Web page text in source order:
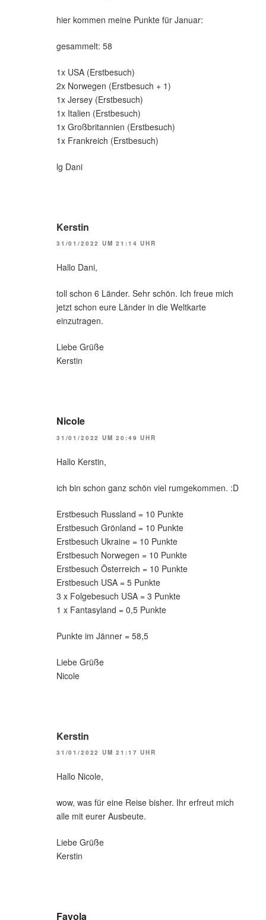
hier kommen meine Punkte für Januar:
gesammelt: 58
1x USA (Erstbesuch)
2x Norwegen (Erstbesuch + 1)
1x Jersey (Erstbesuch)
1x Italien (Erstbesuch)
1x Großbritannien (Erstbesuch)
1x Frankreich (Erstbesuch)
lg Dani
Kerstin
31/01/2022 UM 21:14 UHR
Hallo Dani,
toll schon 6 Länder. Sehr schön. Ich freue mich
jetzt schon eure Länder in die Weltkarte
einzutragen.
Liebe Grüße
Kerstin
Nicole
31/01/2022 UM 20:49 UHR
Hallo Kerstin,
ich bin schon ganz schön viel rumgekommen. :D
Erstbesuch Russland = 10 Punkte
Erstbesuch Grönland = 10 Punkte
Erstbesuch Ukraine = 10 Punkte
Erstbesuch Norwegen = 10 Punkte
Erstbesuch Österreich = 10 Punkte
Erstbesuch USA = 5 Punkte
3 x Folgebesuch USA = 3 Punkte
1 x Fantasyland = 0,5 Punkte
Punkte im Jänner = 58,5
Liebe Grüße
Nicole
Kerstin
31/01/2022 UM 21:17 UHR
Hallo Nicole,
wow, was für eine Reise bisher. Ihr erfreut mich
alle mit eurer Ausbeute.
Liebe Grüße
Kerstin
Favola